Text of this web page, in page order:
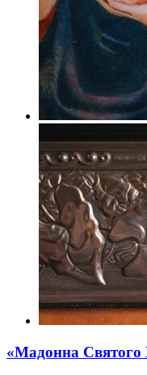
«Мадонна Святого